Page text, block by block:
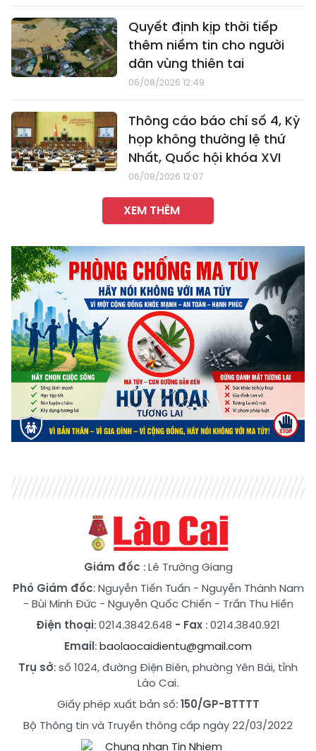
Quyết định kịp thời tiếp
thêm niềm tin cho người
dân vùng thiên tai
06/08/2026 12:49
Thông cáo báo chí số 4, Kỳ
họp không thường lệ thứ
Nhất, Quốc hội khóa XVI
06/08/2026 12:07
XEM THÊM
Giám đốc : Lê Trường Giang
Phó Giám đốc:Nguyễn Tiến Tuấn - Nguyễn Thành Nam
- Bùi Minh Đức- Nguyễn Quốc Chiến - Trần Thu Hiền
Điện thoại: 0214.3842.648 - Fax : 0214.3840.921
Email:baolaocaidientu@gmail.com
Trụ sở: số 1024, đường Điện Biên, phường Yên Bái, tỉnh
Lào Cai.
Giấy phép xuất bản số:150/GP-BTTTT
Bộ Thông tin và Truyền thông cấp ngày 22/03/2022